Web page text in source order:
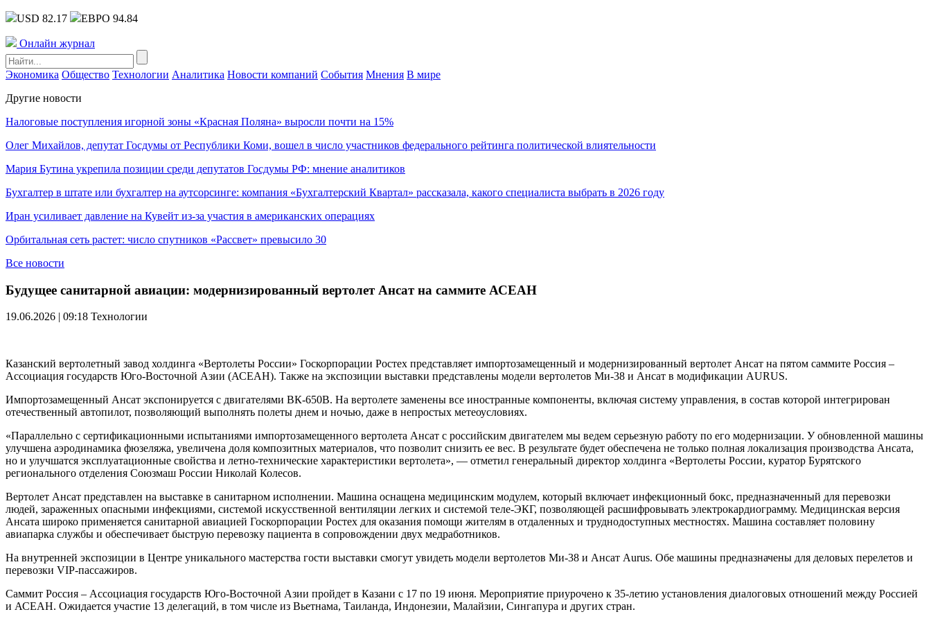
USD 82.17 ЕВРО 94.84
Онлайн журнал
Экономика Общество Технологии Аналитика Новости компаний События Мнения В мире
Другие новости
Налоговые поступления игорной зоны «Красная Поляна» выросли почти на 15%
Олег Михайлов, депутат Госдумы от Республики Коми, вошел в число участников федерального рейтинга политической влиятельности
Мария Бутина укрепила позиции среди депутатов Госдумы РФ: мнение аналитиков
Бухгалтер в штате или бухгалтер на аутсорсинге: компания «Бухгалтерский Квартал» рассказала, какого специалиста выбрать в 2026 году
Иран усиливает давление на Кувейт из-за участия в американских операциях
Орбитальная сеть растет: число спутников «Рассвет» превысило 30
Все новости
Будущее санитарной авиации: модернизированный вертолет Ансат на саммите АСЕАН
19.06.2026 | 09:18 Технологии
Казанский вертолетный завод холдинга «Вертолеты России» Госкорпорации Ростех представляет импортозамещенный и модернизированный вертолет Ансат на пятом саммите Россия –
Ассоциация государств Юго-Восточной Азии (АСЕАН). Также на экспозиции выставки представлены модели вертолетов Ми-38 и Ансат в модификации AURUS.
Импортозамещенный Ансат экспонируется с двигателями ВК-650В. На вертолете заменены все иностранные компоненты, включая систему управления, в состав которой интегрирован
отечественный автопилот, позволяющий выполнять полеты днем и ночью, даже в непростых метеоусловиях.
«Параллельно с сертификационными испытаниями импортозамещенного вертолета Ансат с российским двигателем мы ведем серьезную работу по его модернизации. У обновленной машины
улучшена аэродинамика фюзеляжа, увеличена доля композитных материалов, что позволит снизить ее вес. В результате будет обеспечена не только полная локализация производства Ансата,
но и улучшатся эксплуатационные свойства и летно-технические характеристики вертолета», — отметил генеральный директор холдинга «Вертолеты России, куратор Бурятского
регионального отделения Союзмаш России Николай Колесов.
Вертолет Ансат представлен на выставке в санитарном исполнении. Машина оснащена медицинским модулем, который включает инфекционный бокс, предназначенный для перевозки
людей, зараженных опасными инфекциями, системой искусственной вентиляции легких и системой теле-ЭКГ, позволяющей расшифровывать электрокардиограмму. Медицинская версия
Ансата широко применяется санитарной авиацией Госкорпорации Ростех для оказания помощи жителям в отдаленных и труднодоступных местностях. Машина составляет половину
авиапарка службы и обеспечивает быструю перевозку пациента в сопровождении двух медработников.
На внутренней экспозиции в Центре уникального мастерства гости выставки смогут увидеть модели вертолетов Ми-38 и Ансат Aurus. Обе машины предназначены для деловых перелетов и
перевозки VIP-пассажиров.
Саммит Россия – Ассоциация государств Юго-Восточной Азии пройдет в Казани с 17 по 19 июня. Мероприятие приурочено к 35-летию установления диалоговых отношений между Россией
и АСЕАН. Ожидается участие 13 делегаций, в том числе из Вьетнама, Таиланда, Индонезии, Малайзии, Сингапура и других стран.